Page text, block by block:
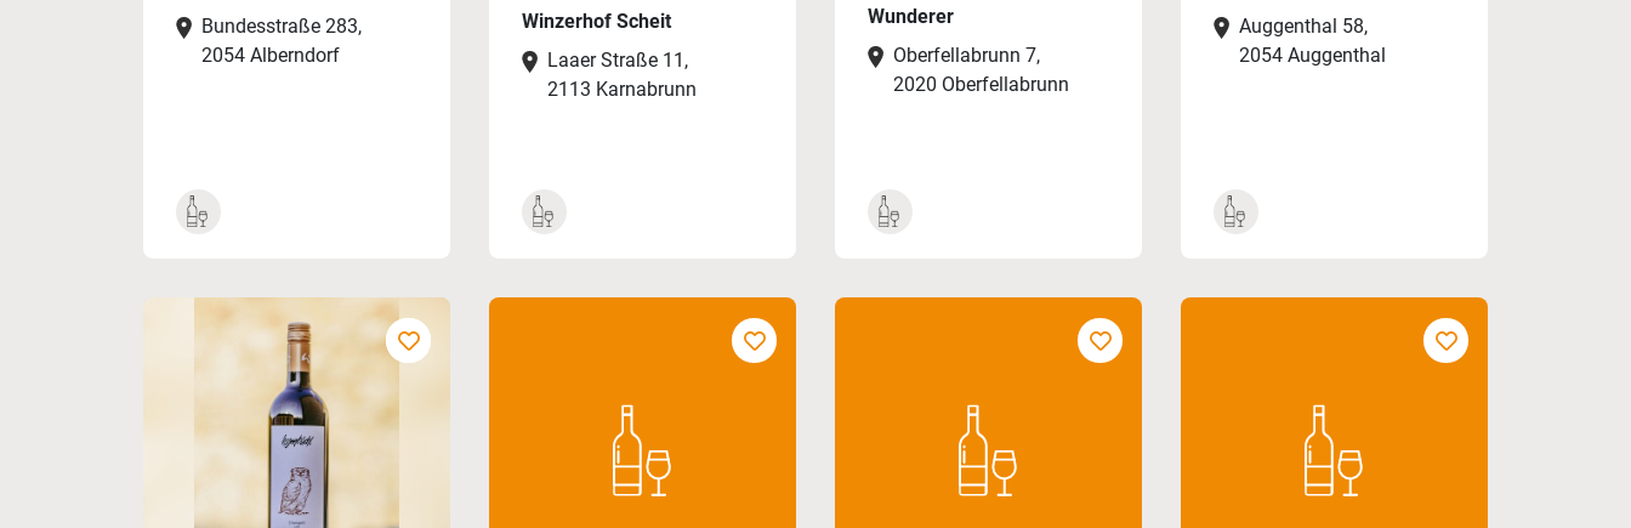
Bundesstraße 283,
2054 Alberndorf
Winzerhof Scheit
Laaer Straße 11,
2113 Karnabrunn
Wunderer
Oberfellabrunn 7,
2020 Oberfellabrunn
Auggenthal 58,
2054 Auggenthal